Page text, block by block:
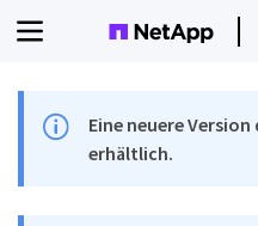
Eine neuere
erhältlich.